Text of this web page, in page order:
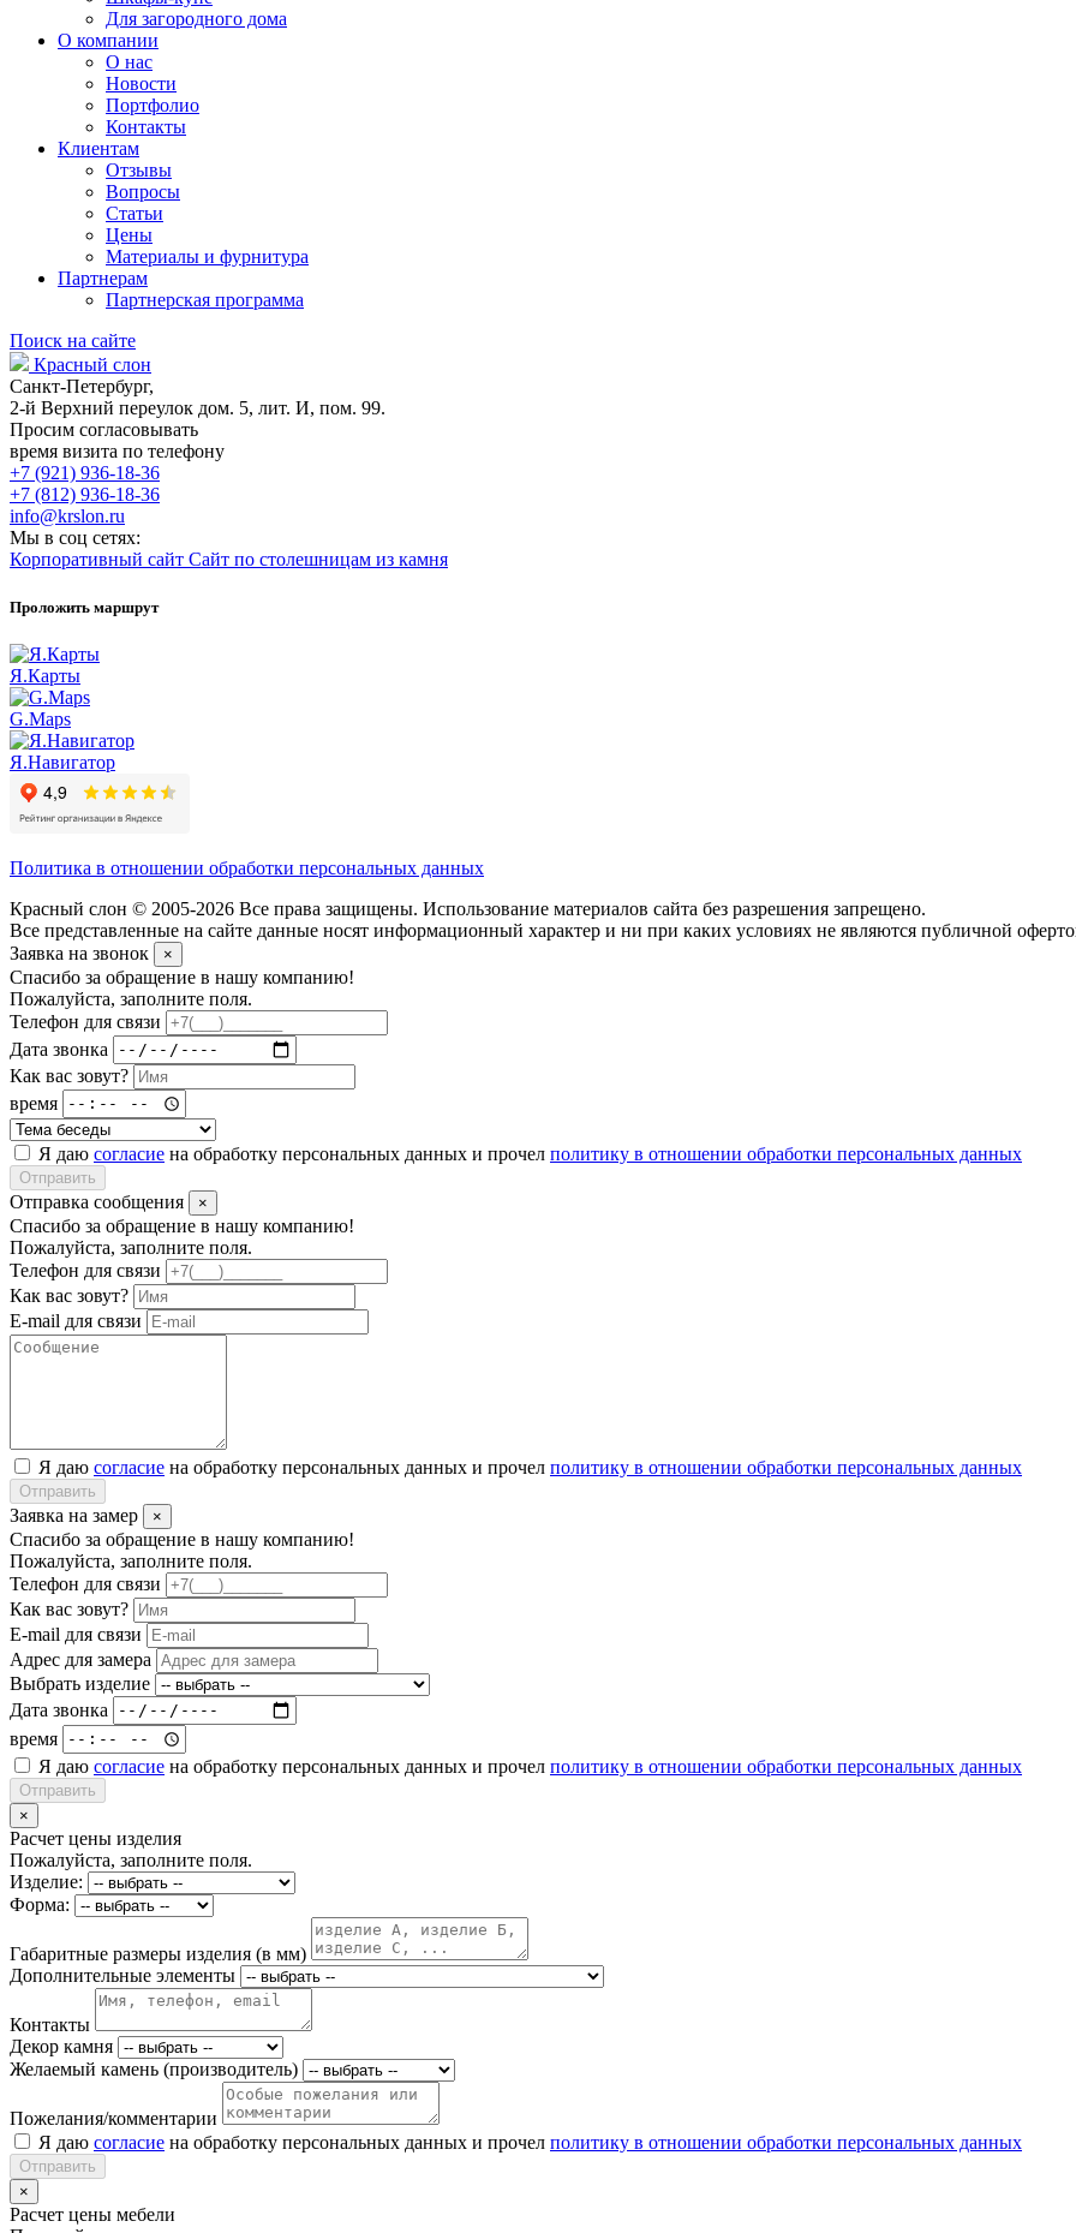
Для загородного дома
О компании
О нас
Новости
Портфолио
Контакты
Клиентам
Отзывы
Вопросы
Статьи
Цены
Материалы и фурнитура
Партнерам
Партнерская программа
Поиск на сайте
Красный слон
Санкт-Петербург,
2-й Верхний переулок дом. 5, лит. И, пом. 99.
Просим согласовывать
время визита по телефону
+7 (921) 936-18-36
+7 (812) 936-18-36
info@krslon.ru
Мы в соц сетях:
Корпоративный сайт Сайт по столешницам из камня
Проложить маршрут
Я.Карты
G.Maps
Я.Навигатор
Политика в отношении обработки персональных данных
Красный слон © 2005-2026 Все права защищены. Использование материалов сайта без разрешения запрещено.
Все представленные на сайте данные носят информационный характер и ни при каких условиях не являются публичной
Заявка на звонок
×
Спасибо за обращение в нашу компанию!
Пожалуйста, заполните поля.
Телефон для связи
Дата звонка
Как вас зовут?
время
Я даю согласие на обработку персональных данных и прочел политику в отношении обработки персональных данных
Отправить
Отправка сообщения ×
Спасибо за обращение в нашу компанию!
Пожалуйста, заполните поля.
Телефон для связи
Как вас зовут?
E-mail для связи
Я даю согласие на обработку персональных данных и прочел политику в отношении обработки персональных данных
Отправить
Заявка на замер ×
Спасибо за обращение в нашу компанию!
Пожалуйста, заполните поля.
Телефон для связи
Как вас зовут?
E-mail для связи
Адрес для замера
Выбрать изделие
Дата звонка
время
Я даю согласие на обработку персональных данных и прочел политику в отношении обработки персональных данных
Отправить
×
Расчет цены изделия
Пожалуйста, заполните поля.
Изделие:
Форма:
Габаритные размеры изделия (в мм)
Дополнительные элементы
Контакты
Декор камня
Желаемый камень (производитель)
Пожелания/комментарии
Я даю согласие на обработку персональных данных и прочел политику в отношении обработки персональных данных
Отправить
×
Расчет цены мебели